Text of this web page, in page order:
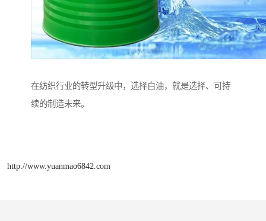
在纺织行业的转型升级中，选择白油，就是选择、可持
续的制造未来。
http://www.yuanmao6842.com